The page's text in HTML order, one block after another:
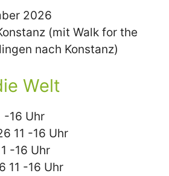
2026
(mit Walk for the
nach Konstanz)
Welt
-16 Uhr
11 -16 Uhr
-16 Uhr
11 -16 Uhr